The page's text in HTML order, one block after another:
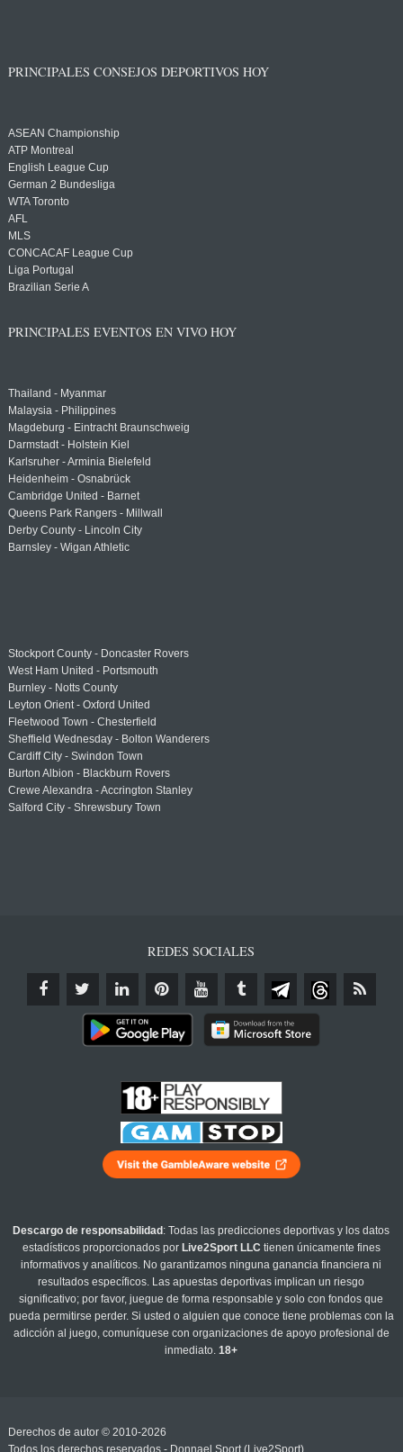
PRINCIPALES CONSEJOS DEPORTIVOS HOY
ASEAN Championship
ATP Montreal
English League Cup
German 2 Bundesliga
WTA Toronto
AFL
MLS
CONCACAF League Cup
Liga Portugal
Brazilian Serie A
PRINCIPALES EVENTOS EN VIVO HOY
Thailand - Myanmar
Malaysia - Philippines
Magdeburg - Eintracht Braunschweig
Darmstadt - Holstein Kiel
Karlsruher - Arminia Bielefeld
Heidenheim - Osnabrück
Cambridge United - Barnet
Queens Park Rangers - Millwall
Derby County - Lincoln City
Barnsley - Wigan Athletic
Stockport County - Doncaster Rovers
West Ham United - Portsmouth
Burnley - Notts County
Leyton Orient - Oxford United
Fleetwood Town - Chesterfield
Sheffield Wednesday - Bolton Wanderers
Cardiff City - Swindon Town
Burton Albion - Blackburn Rovers
Crewe Alexandra - Accrington Stanley
Salford City - Shrewsbury Town
REDES SOCIALES
Descargo de responsabilidad : Todas las predicciones deportivas y los datos
estadísticos proporcionados por Live2Sport LLC tienen únicamente fines
informativos y analíticos. No garantizamos ninguna ganancia financiera ni
resultados específicos. Las apuestas deportivas implican un riesgo
significativo; por favor, juegue de forma responsable y solo con fondos que
pueda permitirse perder. Si usted o alguien que conoce tiene problemas con la
adicción al juego, comuníquese con organizaciones de apoyo profesional de
inmediato.18+
Derechos de autor © 2010-2026